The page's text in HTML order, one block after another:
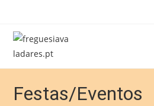
Festas/Eventos